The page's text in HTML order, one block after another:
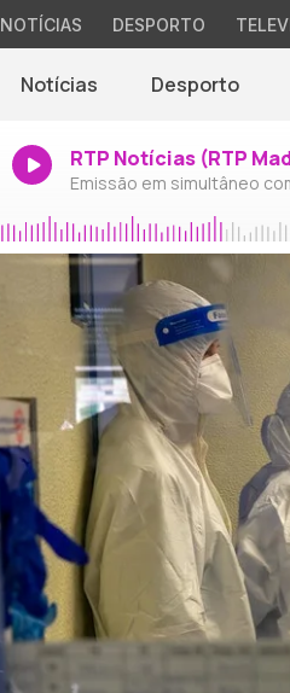
NOTÍCIAS DESPORTO
Notícias Desporto
RTP Notícias (RTP
Emissão em simultâneo